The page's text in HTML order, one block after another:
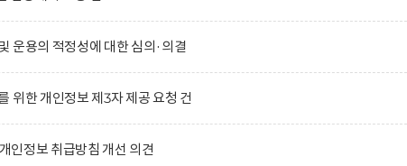
운용의 적정성에 대한 심의·의결
위한 개인정보 제3자 제공 요청 건
인정보 취급방침 개선 의견